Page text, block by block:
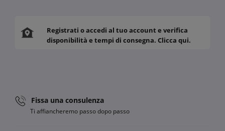
Registrati o accedi al tuo account e verifica
disponibilità e tempi di consegna. Clicca qui.
Fissa una consulenza
Ti affiancheremo passo dopo passo